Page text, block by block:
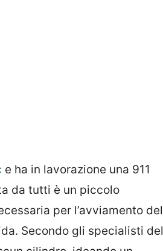
e ha in lavorazione una 911
da tutti è un piccolo
per l’avviamento del
Secondo gli specialisti del